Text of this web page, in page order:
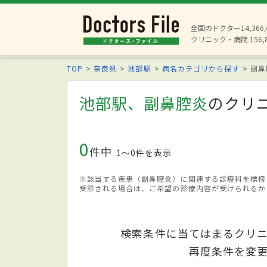
全国のドクター14,366
クリニック・病院
TOP 奈良県 池部駅 病名カテゴリから探す 副
池部駅、副鼻腔炎のクリ
0件中 1〜0件を表示
※該当する疾患（副鼻腔炎）に関連する診療科を標
受診される場合は、ご希望の診療内容が受けられる
検索条件に当てはまるクリ
再度条件を変